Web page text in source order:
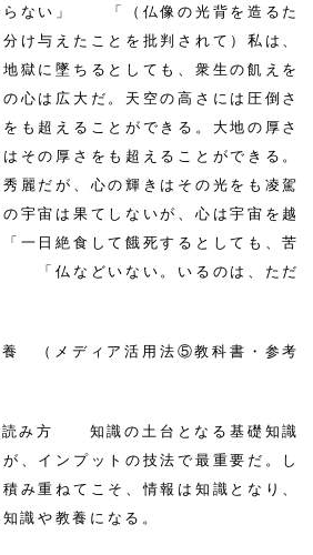
らない」 「（仏像の光背を造るた
け与えたことを批判されて）私は、
獄に墜ちるとしても、衆生の飢えを
は広大だ。天空の高さには圧倒さ
も超えることができる。大地の厚さ
その厚さをも超えることができる。
麗だが、心の輝きはその光をも凌駕
宇宙は果てしないが、心は宇宙を越
日絶食して餓死するとしても、苦
「仏などいない。いるのは、ただ
（メディア活用法⑤教科書・参考
読み方 知識の土台となる基礎知識
、インプットの技法で最重要だ。し
み重ねてこそ、情報は知識となり、
識や教養になる。